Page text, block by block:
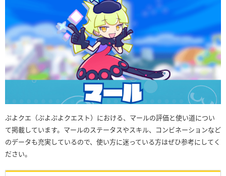
ぷよクエ（ぷよぷよクエスト）における、マールの評価と使い道につい
て掲載しています。マールのステータスやスキル、コンビネーションなど
のデータも充実しているので、使い方に迷っている方はぜひ参考にしてく
ださい。